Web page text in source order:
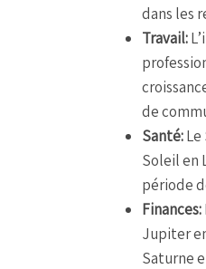
dans les
Travail:
de
Santé:
Soleil en
période
Finances:
Jupiter
Saturne